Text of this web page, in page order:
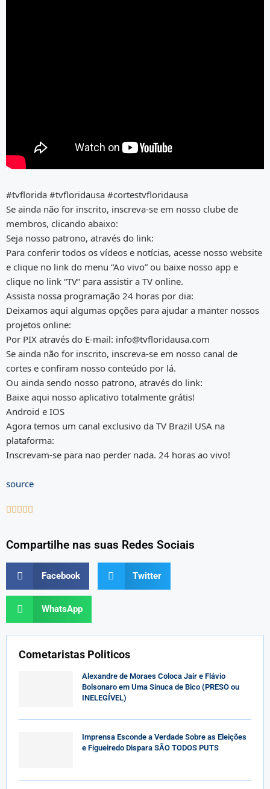
#tvflorida #tvfloridausa #cortestvfloridausa
Se ainda não for inscrito, inscreva-se em nosso clube de
membros, clicando abaixo:
Seja nosso patrono, através do link:
Para conferir todos os vídeos e notícias, acesse nosso website
e clique no link do menu “Ao vivo” ou baixe nosso app e
clique no link “TV” para assistir a TV online.
Assista nossa programação 24 horas por dia:
Deixamos aqui algumas opções para ajudar a manter nossos
projetos online:
Por PIX através do E-mail: info@tvfloridausa.com
Se ainda não for inscrito, inscreva-se em nosso canal de
cortes e confiram nosso conteúdo por lá.
Ou ainda sendo nosso patrono, através do link:
Baixe aqui nosso aplicativo totalmente grátis!
Android e IOS
Agora temos um canal exclusivo da TV Brazil USA na
plataforma:
Inscrevam-se para nao perder nada. 24 horas ao vivo!
source
    
Compartilhe nas suas Redes Sociais
Facebook Twitter
WhatsApp
Cometaristas Politicos
Alexandre de Moraes Coloca Jair e Flávio
Bolsonaro em Uma Sinuca de Bico (PRESO ou
INELEGÍVEL)
Imprensa Esconde a Verdade Sobre as Eleições
e Figueiredo Dispara SÃO TODOS PUTS